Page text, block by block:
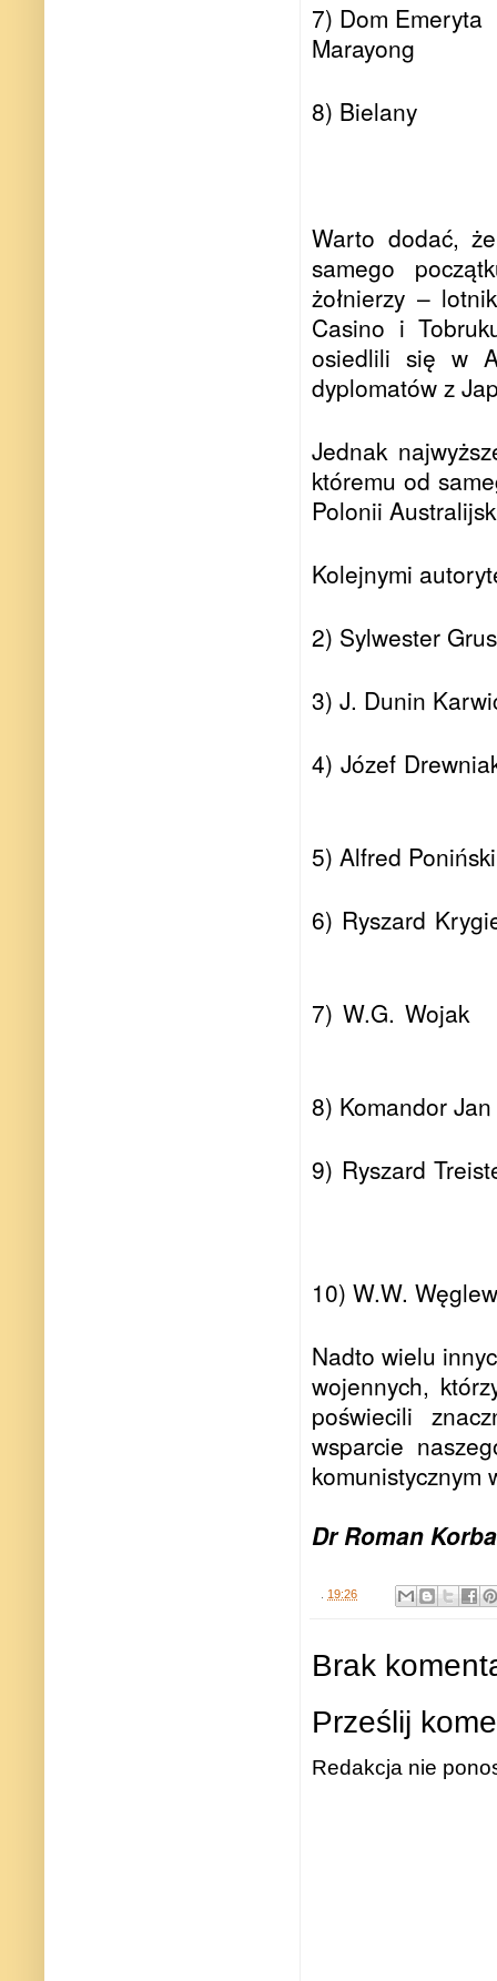
7) Dom Emeryta
Marayong
8) Bielany
Warto dodać,
samego
żołnierzy –
Casino i
osiedlili się w
dyplomatów z
Jednak
któremu od
Polonii
Kolejnymi
2) Sylwester
3) J. Dunin
4) Józef
5) Alfred Poniński
6) Ryszard
7) W.G. Wojak
8) Komandor
9) Ryszard
10) W.W.
Nadto wielu
wojennych,
poświecili
wsparcie
komunistycznym
Dr Roman
. 19:26
Brak
Prześlij
Redakcja nie